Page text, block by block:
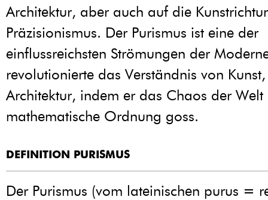
Architektur, aber auch auf die
Präzisionismus. Der Purismus ist eine der
einflussreichsten Strömungen der
revolutionierte das Verständnis von
Architektur, indem er das Chaos der Welt
mathematische Ordnung goss.
DEFINITION PURISMUS
Der Purismus (vom lateinischen purus =